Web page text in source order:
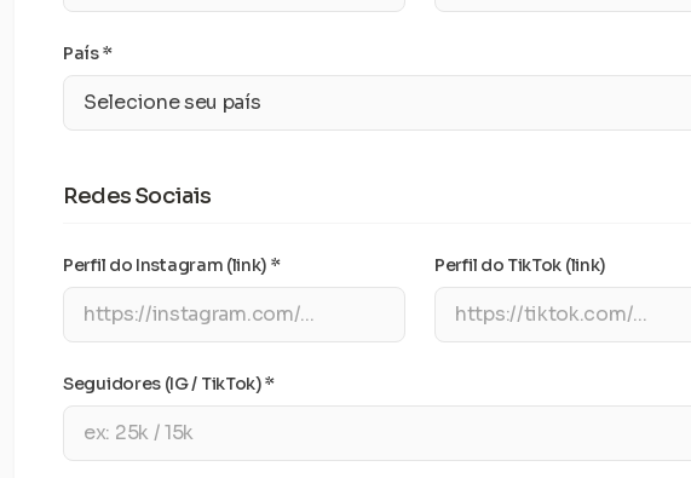
País *
Redes Sociais
Perfil do Instagram (link) * Perfil do TikTok (link)
Seguidores (IG / TikTok) *